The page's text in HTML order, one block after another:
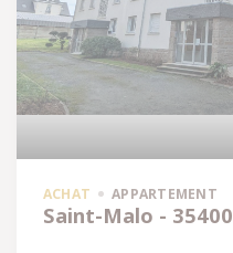
ACHAT APPARTEMENT
Saint-Malo - 35400